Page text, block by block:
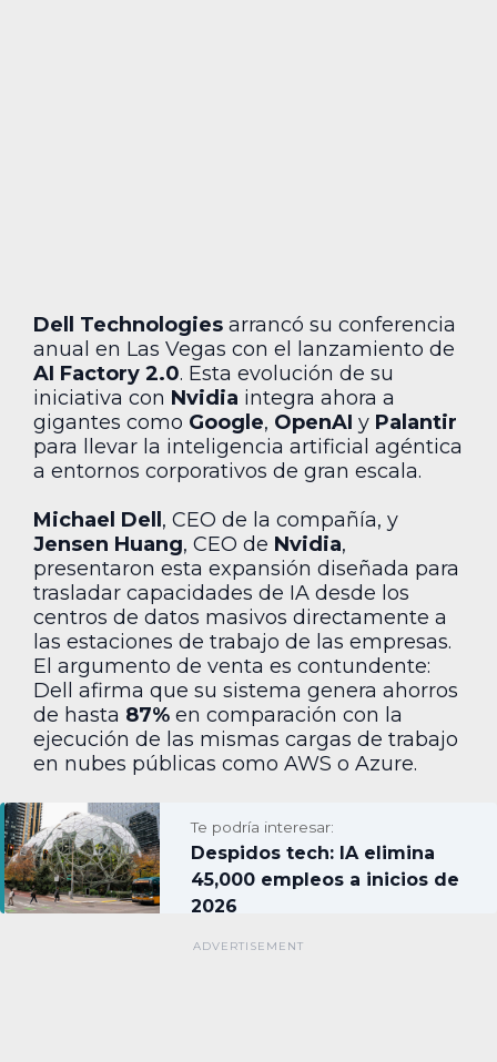
Dell Technologies arrancó su conferencia
anual en Las Vegas con el lanzamiento de
AI Factory 2.0. Esta evolución de su
iniciativa con Nvidia integra ahora a
gigantes como Google, OpenAI y Palantir
para llevar la inteligencia artificial agéntica
a entornos corporativos de gran escala.
Michael Dell, CEO de la compañía, y
Jensen Huang, CEO de Nvidia,
presentaron esta expansión diseñada para
trasladar capacidades de IA desde los
centros de datos masivos directamente a
las estaciones de trabajo de las empresas.
El argumento de venta es contundente:
Dell afirma que su sistema genera ahorros
de hasta 87% en comparación con la
ejecución de las mismas cargas de trabajo
en nubes públicas como AWS o Azure.
Te podría interesar:
Despidos tech: IA elimina
45,000 empleos a inicios de
2026